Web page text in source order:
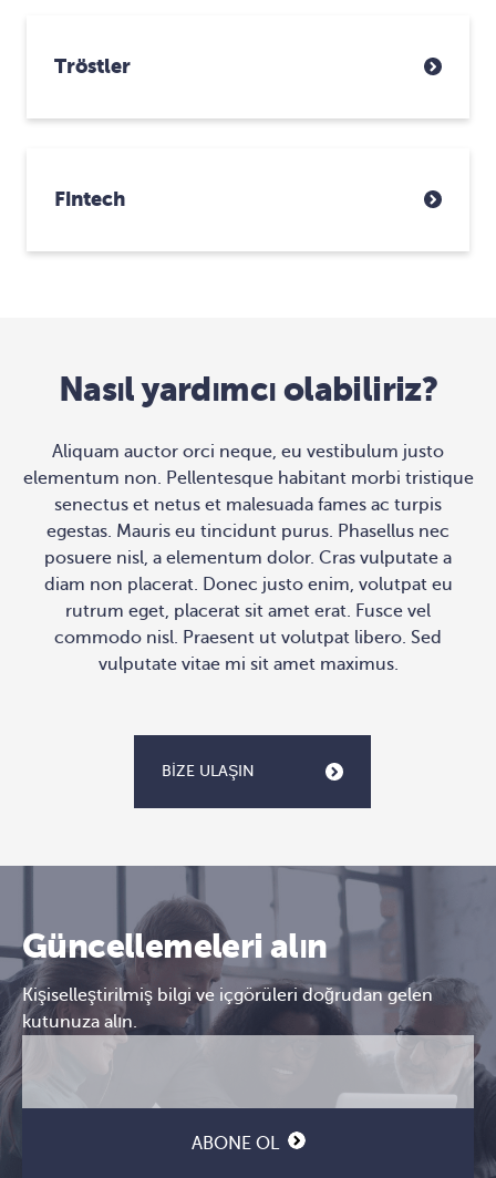
Tröstler
Fintech
Nasıl yardımcı olabiliriz?
Aliquam auctor orci neque, eu vestibulum justo
elementum non. Pellentesque habitant morbi tristique
senectus et netus et malesuada fames ac turpis
egestas. Mauris eu tincidunt purus. Phasellus nec
posuere nisl, a elementum dolor. Cras vulputate a
diam non placerat. Donec justo enim, volutpat eu
rutrum eget, placerat sit amet erat. Fusce vel
commodo nisl. Praesent ut volutpat libero. Sed
vulputate vitae mi sit amet maximus.
BIZE ULAŞIN
Güncellemeleri alın
Kişiselleştirilmiş bilgi ve içgörüleri doğrudan gelen
kutunuza alın.
posta
ABONE OL